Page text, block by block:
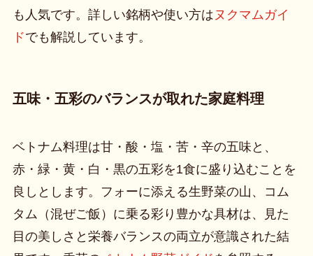
も人気です。詳しい銘柄や使い方は ヌクマムガイ
ドでも解説しています。
五味・五彩のバランスが取れた家庭料理
ベトナム料理は甘・酸・塩・苦・辛の五味と、
赤・緑・黄・白・黒の五彩を1食に盛り込むことを
良しとします。フォーに添える生野菜の山、コム
タム（混ぜご飯）に乗る彩り豊かな具材は、見た
目の美しさと栄養バランスの両立が意識された結